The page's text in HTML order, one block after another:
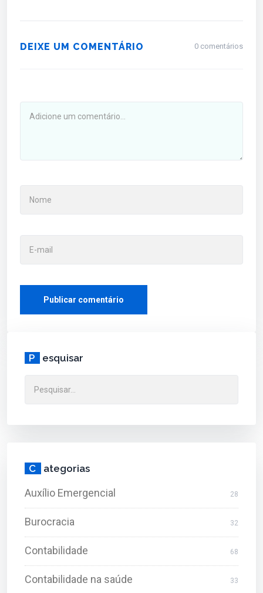
DEIXE UM COMENTÁRIO 0 comentários
P esquisar
C ategorias
Auxílio Emergencial 28
Burocracia 32
Contabilidade 68
Contabilidade na saúde 33